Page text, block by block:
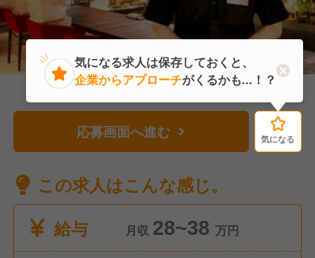
応募画面へ進む 気になる
この求人はこんな感じ。
給与
月収 28~38 万円
気になる
気になる求人は保存しておくと、
企業からアプローチがくるかも...！？